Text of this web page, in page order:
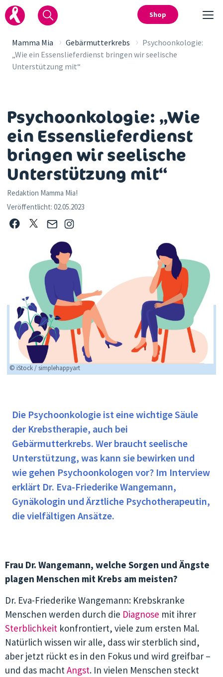
Shop
Mamma Mia › Gebärmutterkrebs › Psychoonkologie:
„Wie ein Essenslieferdienst bringen wir seelische
Unterstützung mit“
Psychoonkologie: „Wie
ein Essenslieferdienst
bringen wir seelische
Unterstützung mit“
Redaktion Mamma Mia!
Veröffentlicht: 02.05.2023
© iStock / simplehappyart
Die Psychoonkologie ist eine wichtige Säule
der Krebstherapie, auch bei
Gebärmutterkrebs. Wer braucht seelische
Unterstützung, was kann sie bewirken und
wie gehen Psychoonkologen vor? Im Interview
erklärt Dr. Eva-Friederike Wangemann,
Gynäkologin und Ärztliche Psychotherapeutin,
die vielfältigen Ansätze.
Frau Dr. Wangemann, welche Sorgen und Ängste
plagen Menschen mit Krebs am meisten?
Dr. Eva-Friederike Wangemann: Krebskranke
Menschen werden durch die Diagnose mit ihrer
Sterblichkeit konfrontiert, viele zum ersten Mal.
Natürlich wissen wir alle, dass wir sterblich sind,
aber jetzt rückt es in den Fokus und wird greifbar –
und das macht Angst. In vielen Menschen steckt